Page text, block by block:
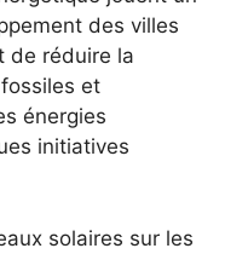
des villes
de réduire la
et
énergies
initiatives
solaires sur les